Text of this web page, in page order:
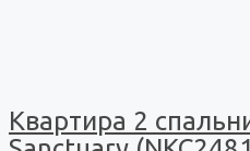
Квартира 2